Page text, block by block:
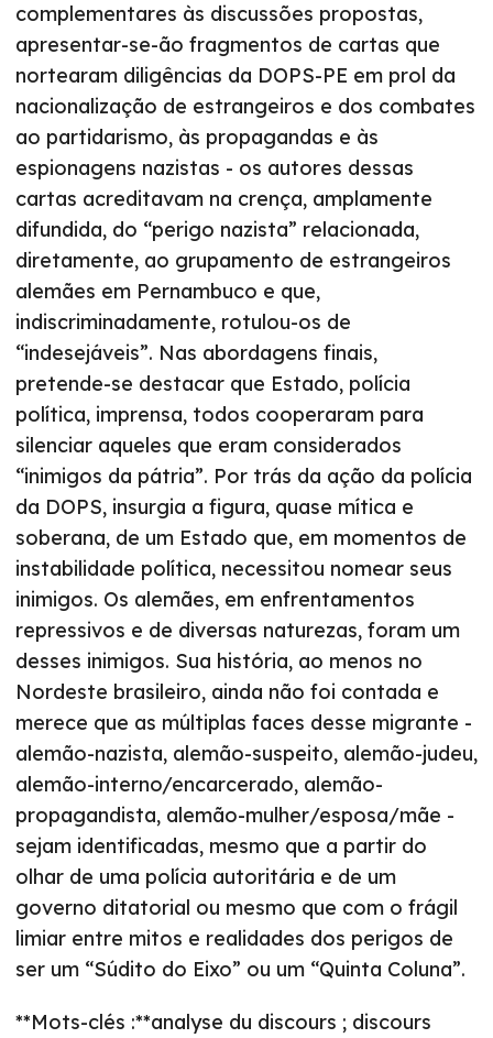
complementares às discussões propostas,
apresentar-se-ão fragmentos de cartas que
nortearam diligências da DOPS-PE em prol da
nacionalização de estrangeiros e dos combates
ao partidarismo, às propagandas e às
espionagens nazistas - os autores dessas
cartas acreditavam na crença, amplamente
difundida, do “perigo nazista” relacionada,
diretamente, ao grupamento de estrangeiros
alemães em Pernambuco e que,
indiscriminadamente, rotulou-os de
“indesejáveis”. Nas abordagens finais,
pretende-se destacar que Estado, polícia
política, imprensa, todos cooperaram para
silenciar aqueles que eram considerados
“inimigos da pátria”. Por trás da ação da polícia
da DOPS, insurgia a figura, quase mítica e
soberana, de um Estado que, em momentos de
instabilidade política, necessitou nomear seus
inimigos. Os alemães, em enfrentamentos
repressivos e de diversas naturezas, foram um
desses inimigos. Sua história, ao menos no
Nordeste brasileiro, ainda não foi contada e
merece que as múltiplas faces desse migrante -
alemão-nazista, alemão-suspeito, alemão-judeu,
alemão-interno/encarcerado, alemão-
propagandista, alemão-mulher/esposa/mãe -
sejam identificadas, mesmo que a partir do
olhar de uma polícia autoritária e de um
governo ditatorial ou mesmo que com o frágil
limiar entre mitos e realidades dos perigos de
ser um “Súdito do Eixo” ou um “Quinta Coluna”.
**Mots-clés :**analyse du discours ; discours